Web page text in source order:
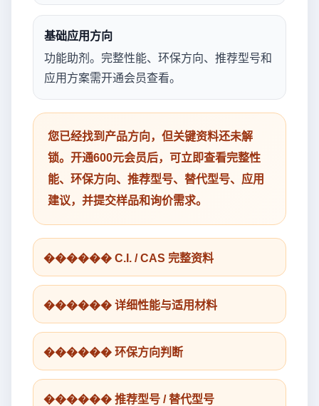
基础应用方向
功能助剂。完整性能、环保方向、推荐型号和
应用方案需开通会员查看。
您已经找到产品方向，但关键资料还未解
锁。开通600元会员后，可立即查看完整性
能、环保方向、推荐型号、替代型号、应用
建议，并提交样品和询价需求。
������ C.I. / CAS 完整资料
������ 详细性能与适用材料
������ 环保方向判断
������ 推荐型号 / 替代型号